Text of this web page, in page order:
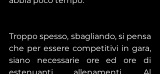
Troppo spesso, sbagliando, si pensa
che per essere competitivi in gara,
siano necessarie ore ed ore di